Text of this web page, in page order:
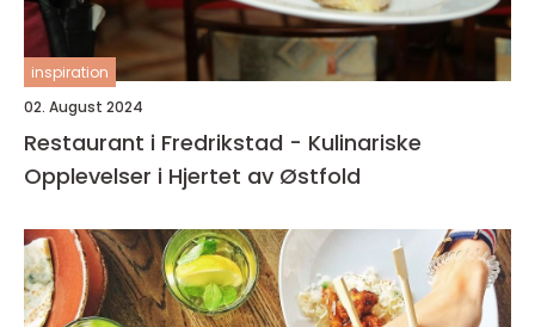
inspiration
02. August 2024
Restaurant i Fredrikstad - Kulinariske
Opplevelser i Hjertet av Østfold